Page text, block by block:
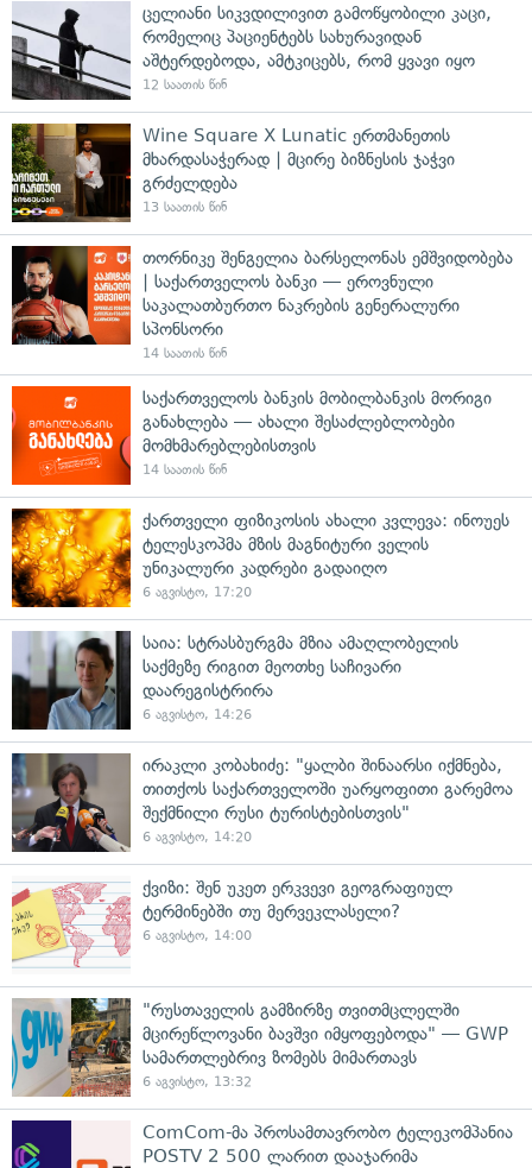
ცელიანი სიკვდილივით გამოწყობილი კაცი,
რომელიც პაციენტებს სახურავიდან
აშტერდებოდა, ამტკიცებს, რომ ყვავი იყო
12 საათის წინ
Wine Square X Lunatic ერთმანეთის
მხარდასაჭერად | მცირე ბიზნესის ჯაჭვი
გრძელდება
13 საათის წინ
თორნიკე შენგელია ბარსელონას ემშვიდობება
| საქართველოს ბანკი — ეროვნული
საკალათბურთო ნაკრების გენერალური
სპონსორი
14 საათის წინ
საქართველოს ბანკის მობილბანკის მორიგი
განახლება — ახალი შესაძლებლობები
მომხმარებლებისთვის
14 საათის წინ
ქართველი ფიზიკოსის ახალი კვლევა: ინოუეს
ტელესკოპმა მზის მაგნიტური ველის
უნიკალური კადრები გადაიღო
6 აგვისტო, 17:20
საია: სტრასბურგმა მზია ამაღლობელის
საქმეზე რიგით მეოთხე საჩივარი
დაარეგისტრირა
6 აგვისტო, 14:26
ირაკლი კობახიძე: "ყალბი შინაარსი იქმნება,
თითქოს საქართველოში უარყოფითი გარემოა
შექმნილი რუსი ტურისტებისთვის"
6 აგვისტო, 14:20
ქვიზი: შენ უკეთ ერკვევი გეოგრაფიულ
ტერმინებში თუ მერვეკლასელი?
6 აგვისტო, 14:00
"რუსთაველის გამზირზე თვითმცლელში
მცირეწლოვანი ბავშვი იმყოფებოდა" — GWP
სამართლებრივ ზომებს მიმართავს
6 აგვისტო, 13:32
ComCom-მა პროსამთავრობო ტელეკომპანია
POSTV 2 500 ლარით დააჯარიმა